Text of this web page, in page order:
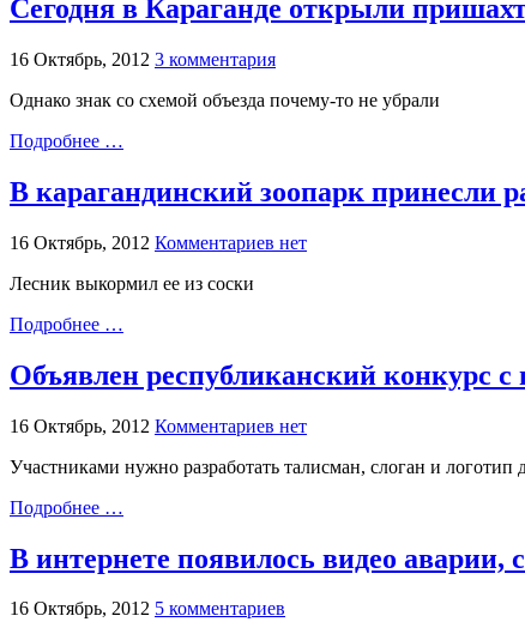
Сегодня в Караганде открыли
16 Октябрь, 2012 3 комментария
Однако знак со схемой объезда почему-то не убрали
Подробнее …
В карагандинский зоопарк принесли
16 Октябрь, 2012 Комментариев нет
Лесник выкормил ее из соски
Подробнее …
Объявлен республиканский конкурс
16 Октябрь, 2012 Комментариев нет
Участниками нужно разработать талисман, слоган и логотип
Подробнее …
В интернете появилось видео аварии,
16 Октябрь, 2012 5 комментариев